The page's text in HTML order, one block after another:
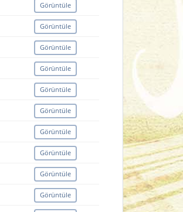
Görüntüle
Görüntüle
Görüntüle
Görüntüle
Görüntüle
Görüntüle
Görüntüle
Görüntüle
Görüntüle
Görüntüle